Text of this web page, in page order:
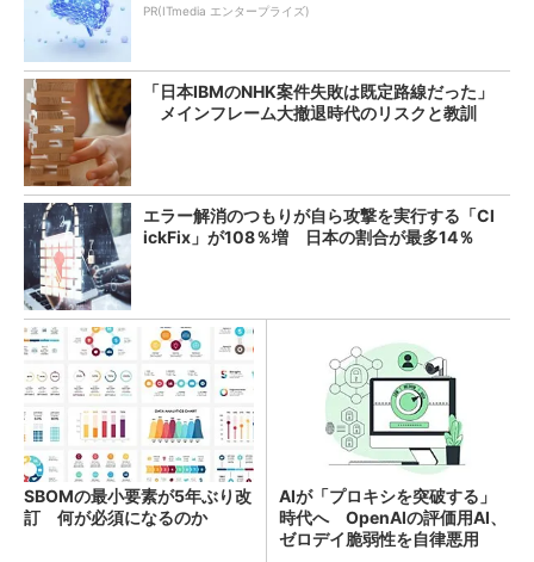
PR(ITmedia エンタープライズ)
「日本IBMのNHK案件失敗は既定路線だった」
メインフレーム大撤退時代のリスクと教訓
エラー解消のつもりが自ら攻撃を実行する「Cl
ickFix」が108％増 日本の割合が最多14％
SBOMの最小要素が5年ぶり改
訂 何が必須になるのか
AIが「プロキシを突破する」
時代へ OpenAIの評価用AI、
ゼロデイ脆弱性を自律悪用